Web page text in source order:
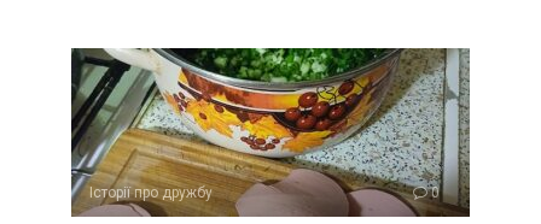
Історії про дружбу 0